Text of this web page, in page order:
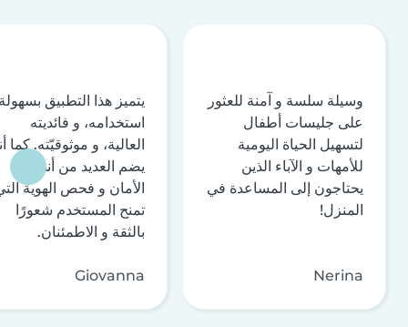
وسيلة سلسة و آمنة للعثور
على جليسات أطفال
لتسهيل الحياة اليومية
للأمهات و الآباء الذين
يحتاجون إلى المساعدة في
المنزل!
Nerina
يتميز هذا التطبيق
استخدامه، و فائديته
العالية، و موثوقيّته. كما
يضم العديد من أنظمة
الأمان و فحص الهوية
تمنح المستخدم شعورًا
بالثقة و الاطمئنان.
Giovanna